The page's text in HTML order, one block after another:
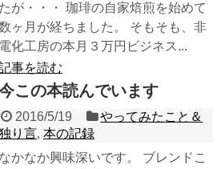
たが・・・ 珈琲の自家焙煎を始めて
ヶ月が経ちました。 そもそも、非
電化工房の本月３万円ビジネス...
事を読む
この本読んでいます
2016/5/19
やってみたこと＆
り言, 本の記録
なかなか興味深いです。 ブレンドこ